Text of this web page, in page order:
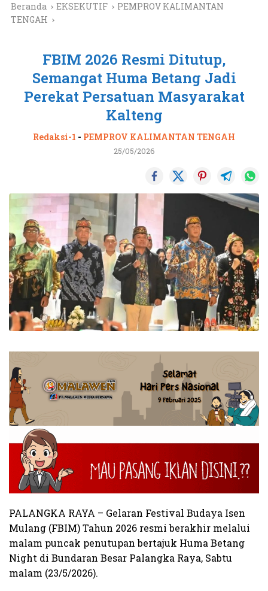
Beranda EKSEKUTIF
PEMPROV KALIMANTAN
TENGAH
FBIM 2026 Resmi Ditutup,
Semangat Huma Betang Jadi
Perekat Persatuan Masyarakat
Kalteng
Redaksi-1 - PEMPROV KALIMANTAN TENGAH
25/05/2026
PALANGKA RAYA – Gelaran Festival Budaya Isen
Mulang (FBIM) Tahun 2026 resmi berakhir melalui
malam puncak penutupan bertajuk Huma Betang
Night di Bundaran Besar Palangka Raya, Sabtu
malam (23/5/2026).